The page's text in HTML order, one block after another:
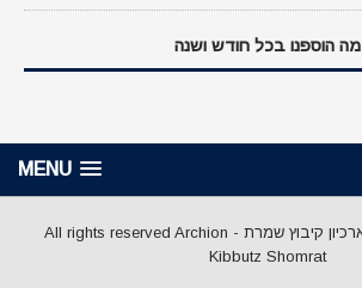
מה הוספנו בכל חודש ושנה
MENU
כל הזכויות שמורות ארכיון קיבוץ שמרת - All rights reserved Archion
Kibbutz Shomrat